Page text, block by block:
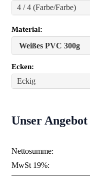
4 / 4 (Farbe/Farbe)
Material:
Ecken:
Eckig
Unser Angebot
Nettosumme:
MwSt 19%: